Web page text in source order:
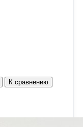
К сравнению